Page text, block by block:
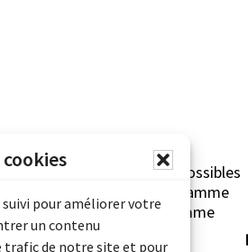
pour améliorer votre
un contenu
trafic de notre site et pour
Berliner sont rendues possibles
et Archives Canada (Programme
et du Programme
patrimoine).